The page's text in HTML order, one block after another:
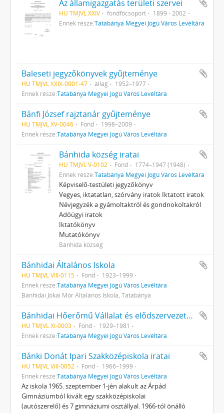
Az államigazgatás területi szervei
HU TMJVL XXIV fondfőcsoport
1899 - 2002
Ennek része:Tatabánya Megyei Jogú Város Levéltára
Baleseti jegyzőkönyvek gyűjteménye
HU TMJVL XXIX-0001-47 állag
1952–1977
Ennek része:Tatabánya Megyei Jogú Város Levéltára
Bánfi József rajztanár gyűjteménye
HU TMJVL XV-0046 Fond
1998–2009
Ennek része:Tatabánya Megyei Jogú Város Levéltára
Bánhida község iratai
HU TMJVL V-0102 Fond
1774–1947 (1948)
Ennek része:Tatabánya Megyei Jogú Város Levéltára
Képviselő-testületi jegyzőkönyv
Vegyes, iktatatlan, szórvány iratok Iktatott iratok
Névjegyzék a gyámoltaktról és gondnokoltakról
Adóügyi iratok
Iktatókönyv
Mutatókönyv
Bánhida község
Bánhidai Általános Iskola
HU TMJVL VIII-0115 Fond
1923–1999
Ennek része:Tatabánya Megyei Jogú Város Levéltára
Bánhidai Jókai Mór Általános Iskola, Tatabánya
Bánhidai Hőerőmű Vállalat és elődszervezeteinek helytörténeti gyűjteménye
HU TMJVL XI-0003 Fond
1929–1981
Ennek része:Tatabánya Megyei Jogú Város Levéltára
Bánki Donát Ipari Szakközépiskola iratai
HU TMJVL VIII-0052 Fond
1966–1999
Ennek része:Tatabánya Megyei Jogú Város Levéltára
Az iskola 1965. szeptember 1-jén alakult az Árpád
Gimnáziumból kivált egy szakközépiskolai
(autószerelő) és 7 gimnáziumi osztállyal. 1966-tól önálló